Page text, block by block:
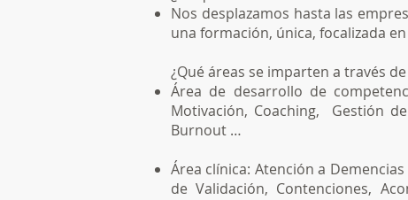
Nos desplazamos hasta las
una formación, única, focalizada
¿Qué áreas se imparten a través de
Área de desarrollo de
Motivación, Coaching, Gestión
Burnout …
Área clínica: Atención a
de Validación, Contenciones,